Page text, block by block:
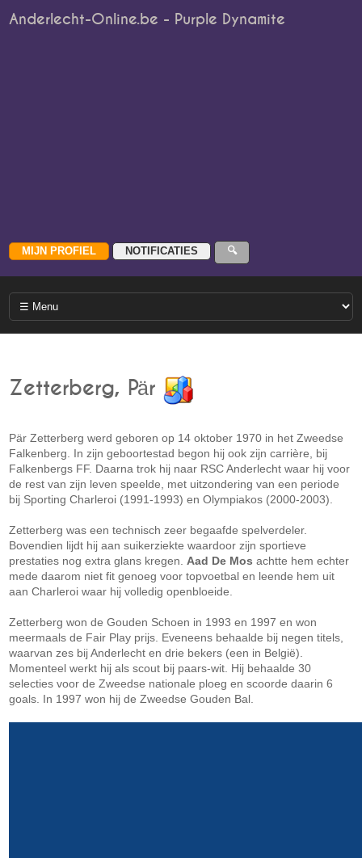
Anderlecht-Online.be - Purple Dynamite
Zetterberg, Pär
Pär Zetterberg werd geboren op 14 oktober 1970 in het Zweedse
Falkenberg. In zijn geboortestad begon hij ook zijn carrière, bij
Falkenbergs FF. Daarna trok hij naar RSC Anderlecht waar hij voor
de rest van zijn leven speelde, met uitzondering van een periode
bij Sporting Charleroi (1991-1993) en Olympiakos (2000-2003).
Zetterberg was een technisch zeer begaafde spelverdeler.
Bovendien lijdt hij aan suikerziekte waardoor zijn sportieve
prestaties nog extra glans kregen. Aad De Mos achtte hem echter
mede daarom niet fit genoeg voor topvoetbal en leende hem uit
aan Charleroi waar hij volledig openbloeide.
Zetterberg won de Gouden Schoen in 1993 en 1997 en won
meermaals de Fair Play prijs. Eveneens behaalde bij negen titels,
waarvan zes bij Anderlecht en drie bekers (een in België).
Momenteel werkt hij als scout bij paars-wit. Hij behaalde 30
selecties voor de Zweedse nationale ploeg en scoorde daarin 6
goals. In 1997 won hij de Zweedse Gouden Bal.